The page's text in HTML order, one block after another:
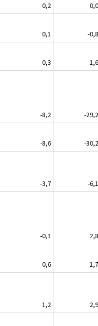
0,2
0,0
0,1
-0,8
0,3
1,6
-8,2
-29,2
-8,6
-30,2
-3,7
-6,1
-0,1
2,8
0,6
1,7
1,2
2,9